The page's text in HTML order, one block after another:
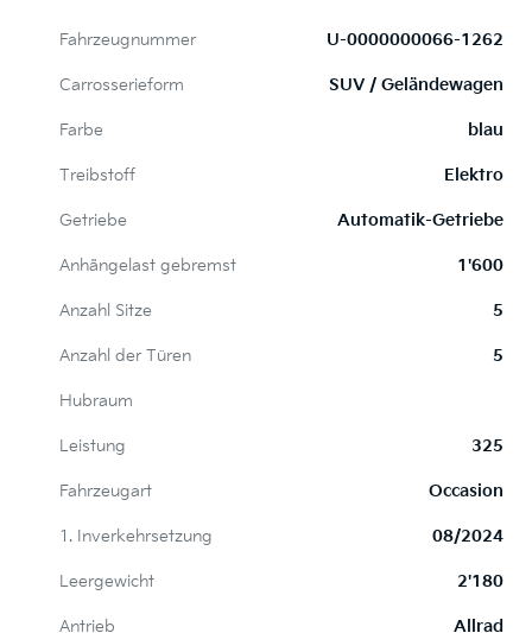
Fahrzeugnummer U-0000000066-1262
Carrosserieform SUV / Geländewagen
Farbe blau
Treibstoff Elektro
Getriebe Automatik-Getriebe
Anhängelast gebremst 1'600
Anzahl Sitze 5
Anzahl der Türen 5
Hubraum
Leistung 325
Fahrzeugart Occasion
1. Inverkehrsetzung 08/2024
Leergewicht 2'180
Antrieb Allrad